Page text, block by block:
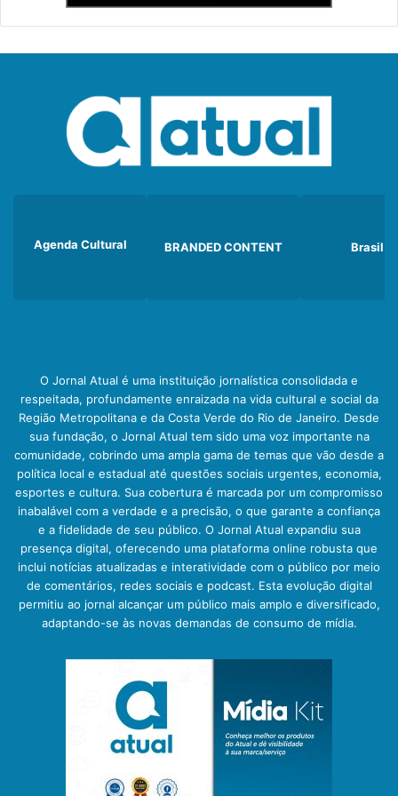
Agenda Cultural BRANDED CONTENT Brasil
O Jornal Atual é uma instituição jornalística consolidada e
respeitada, profundamente enraizada na vida cultural e social da
Região Metropolitana e da Costa Verde do Rio de Janeiro. Desde
sua fundação, o Jornal Atual tem sido uma voz importante na
comunidade, cobrindo uma ampla gama de temas que vão desde a
política local e estadual até questões sociais urgentes, economia,
esportes e cultura. Sua cobertura é marcada por um compromisso
inabalável com a verdade e a precisão, o que garante a confiança
e a fidelidade de seu público. O Jornal Atual expandiu sua
presença digital, oferecendo uma plataforma online robusta que
inclui notícias atualizadas e interatividade com o público por meio
de comentários, redes sociais e podcast. Esta evolução digital
permitiu ao jornal alcançar um público mais amplo e diversificado,
adaptando-se às novas demandas de consumo de mídia.